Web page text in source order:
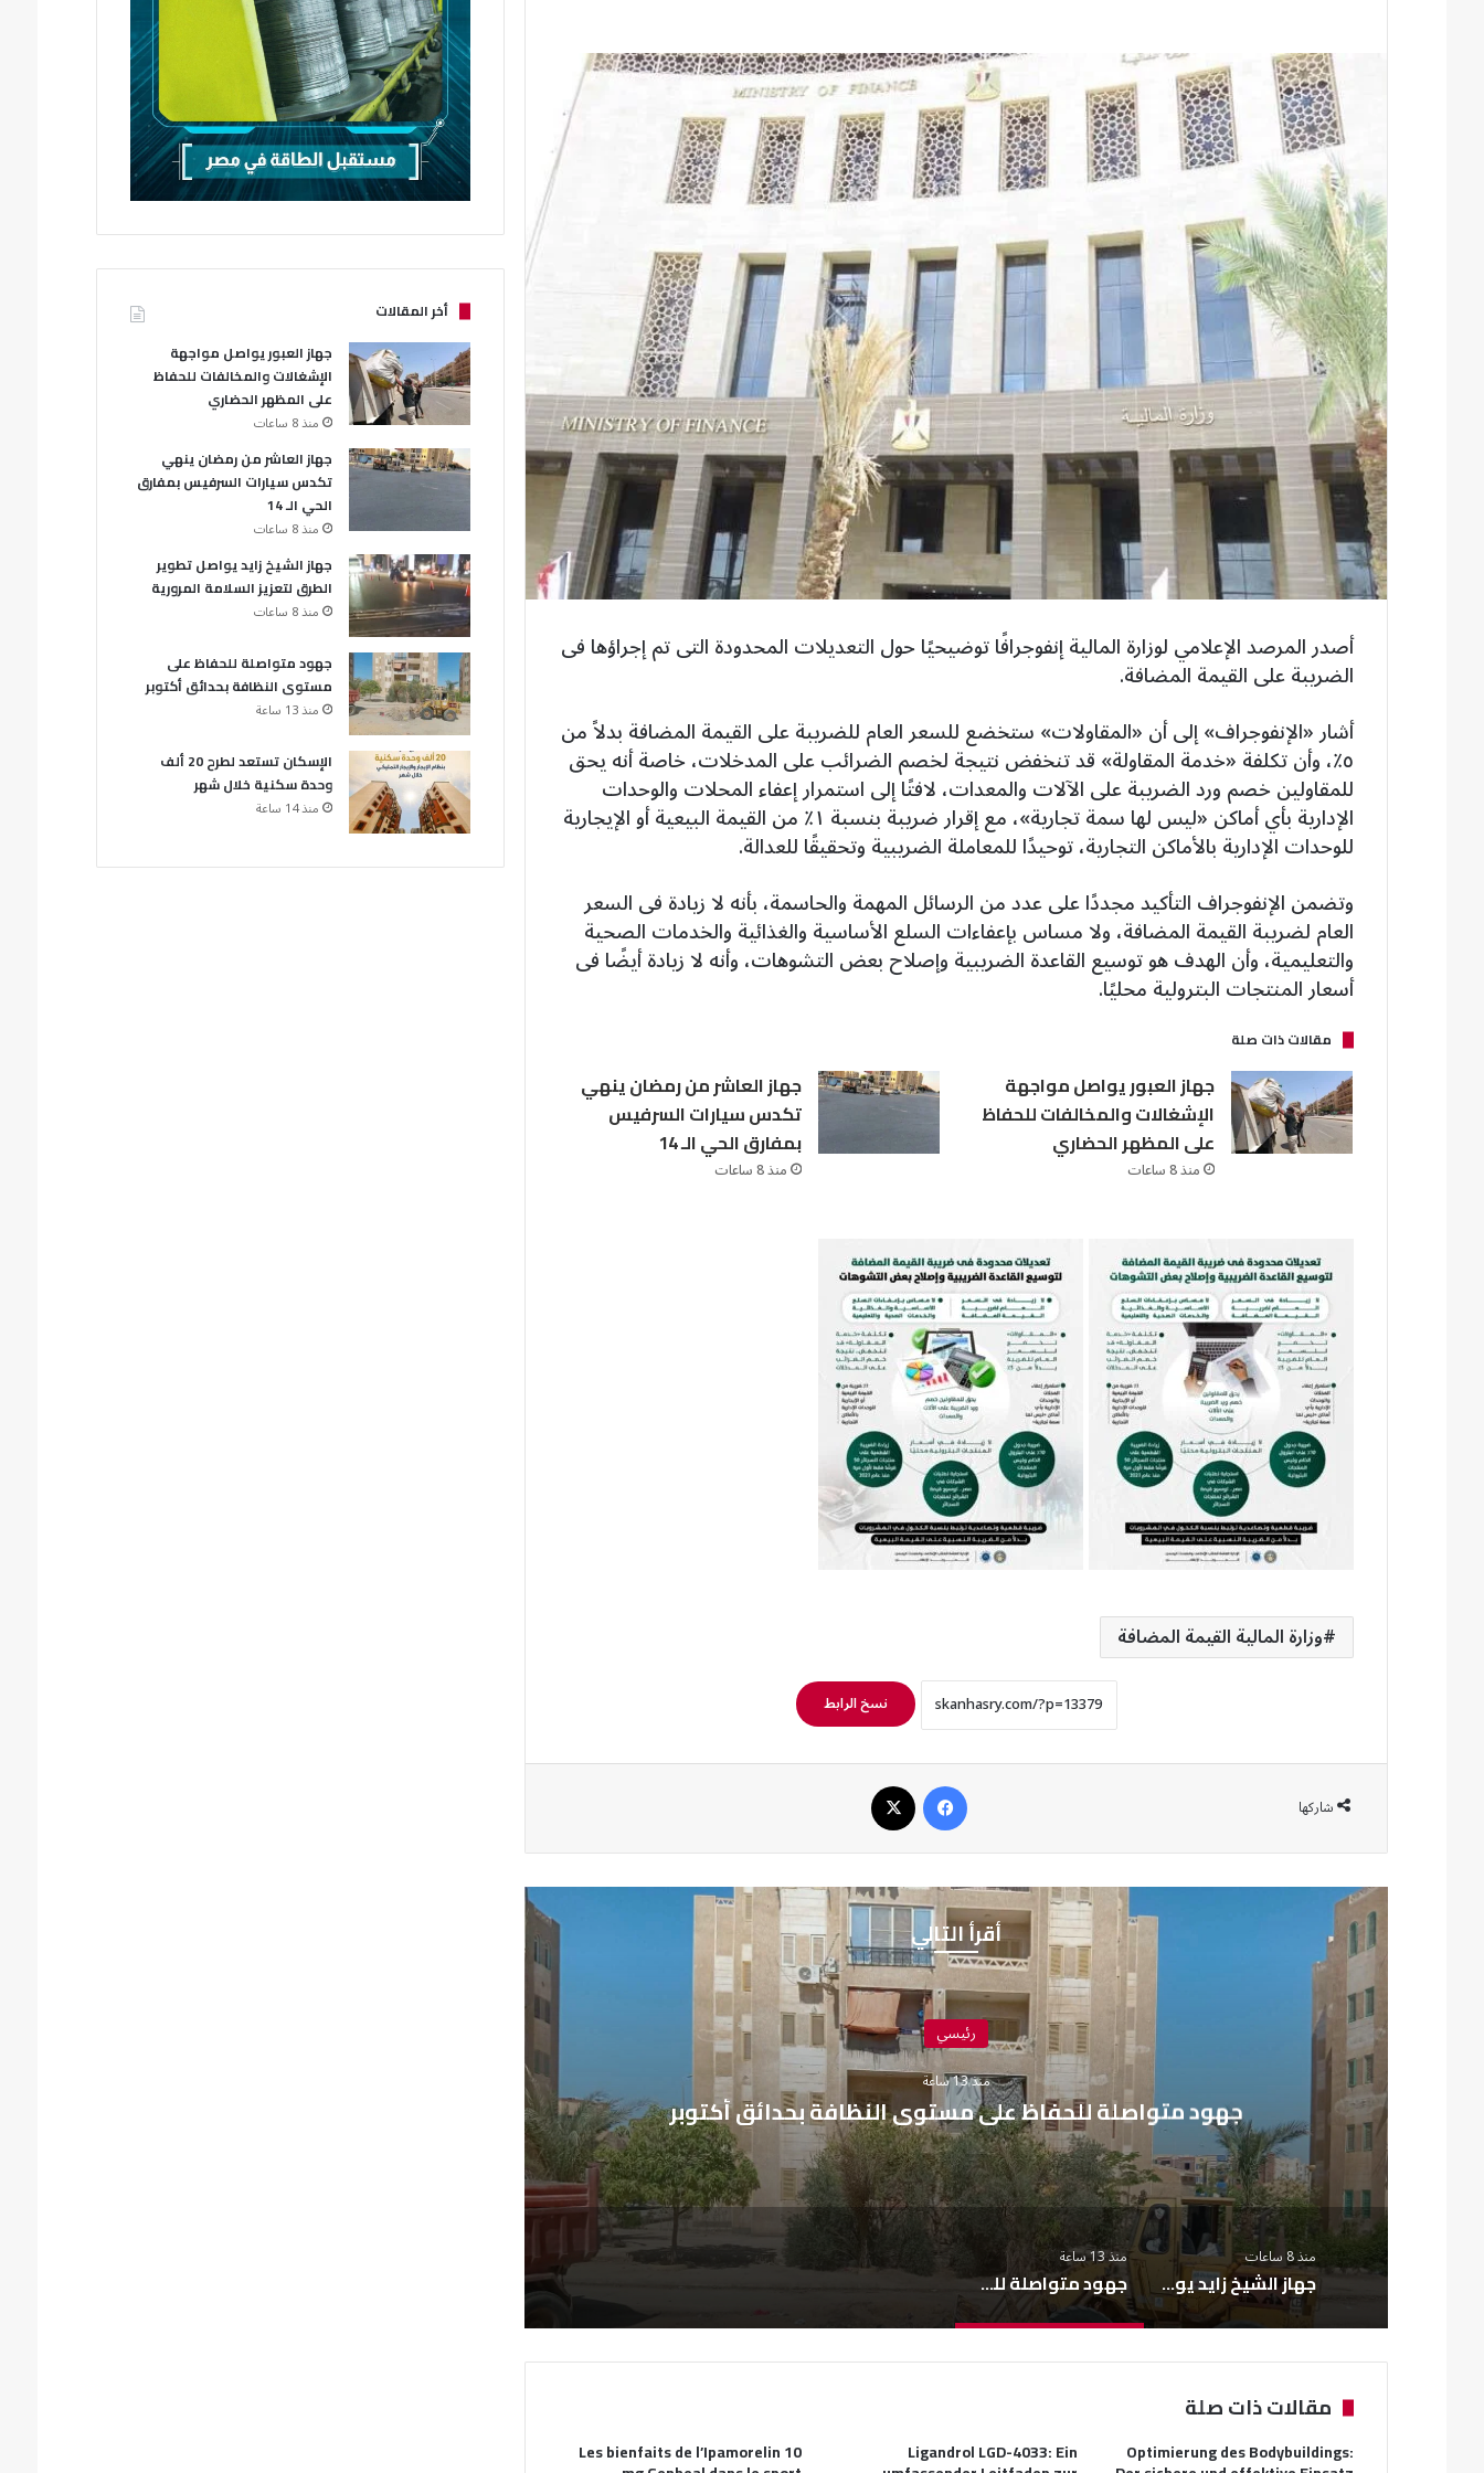
أصدر المرصد الإعلامي لوزارة المالية إنفوجرافًا توضيحيًا حول التعديلات المحدودة التى تم إجراؤها فى
الضريبة على القيمة المضافة.
أشار «الإنفوجراف» إلى أن «المقاولات» ستخضع للسعر العام للضريبة على القيمة المضافة بدلاً من
٥٪، وأن تكلفة «خدمة المقاولة» قد تنخفض نتيجة لخصم الضرائب على المدخلات، خاصة أنه يحق
للمقاولين خصم ورد الضريبة على الآلات والمعدات، لافتًا إلى استمرار إعفاء المحلات والوحدات
الإدارية بأي أماكن «ليس لها سمة تجارية»، مع إقرار ضريبة بنسبة ١٪؜ من القيمة البيعية أو الإيجارية
للوحدات الإدارية بالأماكن التجارية، توحيدًا للمعاملة الضريبية وتحقيقًا للعدالة.
وتضمن الإنفوجراف التأكيد مجددًا على عدد من الرسائل المهمة والحاسمة، بأنه لا زيادة فى السعر
العام لضريبة القيمة المضافة، ولا مساس بإعفاءات السلع الأساسية والغذائية والخدمات الصحية
والتعليمية، وأن الهدف هو توسيع القاعدة الضريبية وإصلاح بعض التشوهات، وأنه لا زيادة أيضًا فى
أسعار المنتجات البترولية محليًا.
مقالات ذات صلة
جهاز العبور يواصل مواجهة
الإشغالات والمخالفات للحفاظ
على المظهر الحضاري
منذ 8 ساعات
جهاز العاشر من رمضان ينهي
تكدس سيارات السرفيس
بمفارق الحي الـ 14
منذ 8 ساعات
وزارة المالية القيمة المضافة
نسخ الرابط
شاركها
أقرأ التالي
رئيسي
منذ 13 ساعة
جهود متواصلة للحفاظ على مستوى النظافة بحدائق أكتوبر
منذ 8 ساعات
جهاز الشيخ زايد يواصل تطوير الطرق لتعزيز السلامة المرورية
منذ 13 ساعة
جهود متواصلة للحفاظ على مستوى النظافة بحدائق أكتوبر
مقالات ذات صلة
Optimierung des Bodybuildings:
Ligandrol LGD-4033: Ein
Les bienfaits de l’Ipamorelin 10
أخر المقالات
جهاز العبور يواصل مواجهة
الإشغالات والمخالفات للحفاظ
على المظهر الحضاري
منذ 8 ساعات
جهاز العاشر من رمضان ينهي
تكدس سيارات السرفيس بمفارق
الحي الـ 14
منذ 8 ساعات
جهاز الشيخ زايد يواصل تطوير
الطرق لتعزيز السلامة المرورية
منذ 8 ساعات
جهود متواصلة للحفاظ على
مستوى النظافة بحدائق أكتوبر
منذ 13 ساعة
الإسكان تستعد لطرح 20 ألف
وحدة سكنية خلال شهر
منذ 14 ساعة